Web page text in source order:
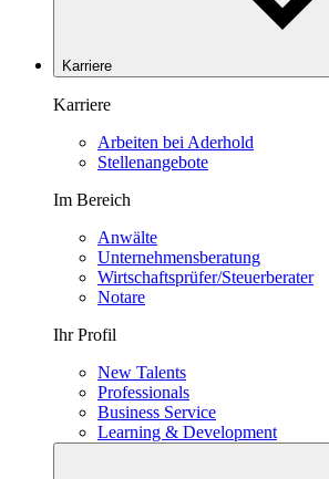
Karriere
Karriere
Arbeiten bei Aderhold
Stellenangebote
Im Bereich
Anwälte
Unternehmensberatung
Wirtschaftsprüfer/Steuerberater
Notare
Ihr Profil
New Talents
Professionals
Business Service
Learning & Development